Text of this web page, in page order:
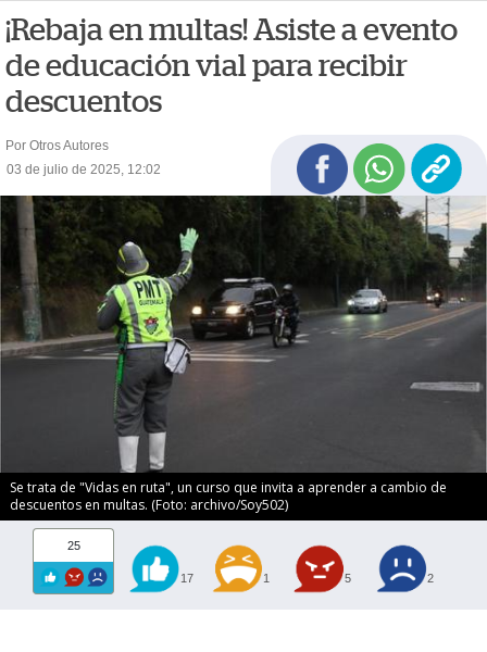
¡Rebaja en multas! Asiste a evento
de educación vial para recibir
descuentos
Por Otros Autores
03 de julio de 2025, 12:02
Se trata de "Vidas en ruta", un curso que invita a aprender a cambio de
descuentos en multas. (Foto: archivo/Soy502)
25
17 1 5 2